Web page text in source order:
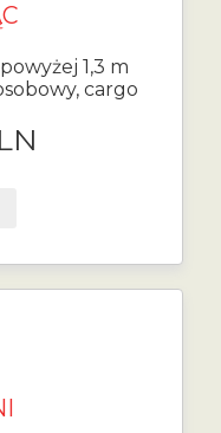
1,3 m
cargo